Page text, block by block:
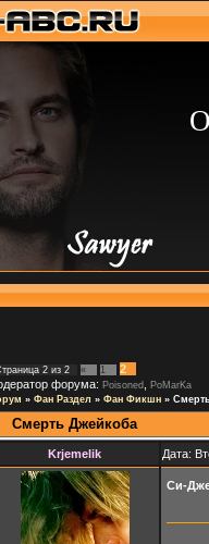
2 из 2 « 1
2
форума: Poisoned
PoMarKa
» Фан Раздел » Фан Фикшн »
Смерть Джейкоба
Krjemelik Дата:
Си-